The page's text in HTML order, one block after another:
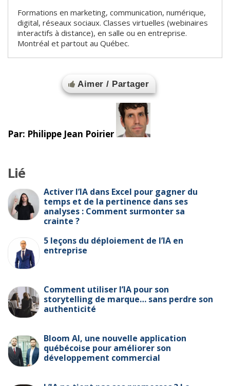
Formations en marketing, communication, numérique,
digital, réseaux sociaux. Classes virtuelles (webinaires
interactifs à distance), en salle ou en entreprise.
Montréal et partout au Québec.
Aimer / Partager
Par: Philippe Jean Poirier
Lié
Activer l’IA dans Excel pour gagner du
temps et de la pertinence dans ses
analyses : Comment surmonter sa
crainte ?
5 leçons du déploiement de l’IA en
entreprise
Comment utiliser l’IA pour son
storytelling de marque… sans perdre son
authenticité
Bloom AI, une nouvelle application
québécoise pour améliorer son
développement commercial